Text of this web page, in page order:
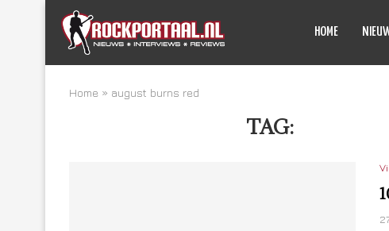
HOME
Home » august burns red
TAG: